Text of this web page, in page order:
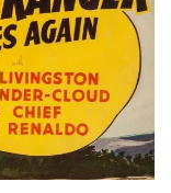
FRANCIA
ITALIA
PAISES BAJOS
REINO UNIDO
SERBIA​
SUECIA